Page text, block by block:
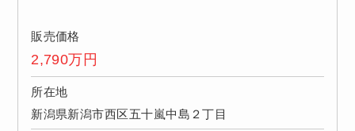
販売価格
2,790万円
所在地
新潟県新潟市西区五十嵐中島２丁目